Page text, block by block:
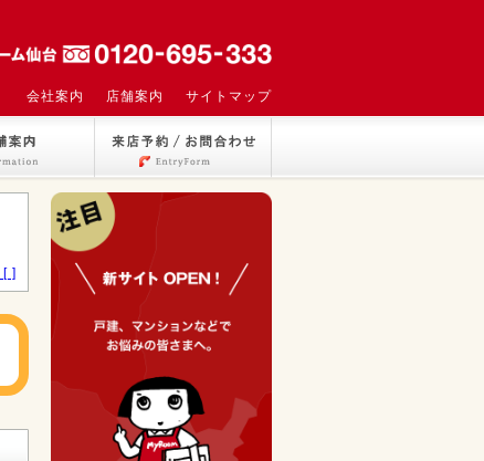
会社案内 店舗案内 サイトマップ
[ ]